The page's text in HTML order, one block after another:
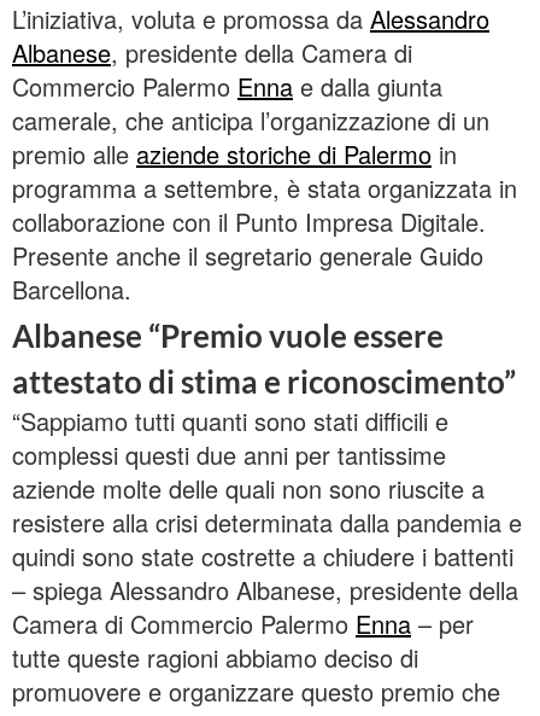
L’iniziativa, voluta e promossa da Alessandro
Albanese, presidente della Camera di
Commercio Palermo Enna e dalla giunta
camerale, che anticipa l’organizzazione di un
premio alle aziende storiche di Palermo in
programma a settembre, è stata organizzata in
collaborazione con il Punto Impresa Digitale.
Presente anche il segretario generale Guido
Barcellona.
Albanese “Premio vuole essere
attestato di stima e riconoscimento”
“Sappiamo tutti quanti sono stati difficili e
complessi questi due anni per tantissime
aziende molte delle quali non sono riuscite a
resistere alla crisi determinata dalla pandemia e
quindi sono state costrette a chiudere i battenti
– spiega Alessandro Albanese, presidente della
Camera di Commercio Palermo Enna – per
tutte queste ragioni abbiamo deciso di
promuovere e organizzare questo premio che